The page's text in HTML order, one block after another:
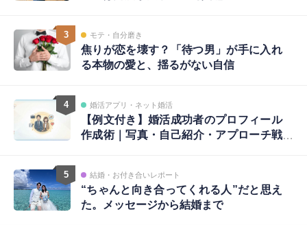
3 モテ・自分磨き
焦りが恋を壊す？「待つ男」が手に入れ
る本物の愛と、揺るがない自信
4 婚活アプリ・ネット婚活
【例文付き】婚活成功者のプロフィール
作成術｜写真・自己紹介・アプローチ戦
5 結婚・お付き合いレポート
“ちゃんと向き合ってくれる人”だと思え
た。メッセージから結婚まで